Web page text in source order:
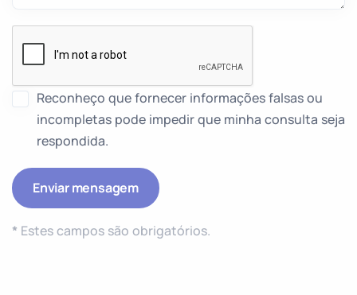
Reconheço que fornecer informações falsas ou
incompletas pode impedir que minha consulta seja
respondida.
* Estes campos são obrigatórios.